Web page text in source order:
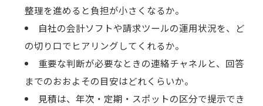
整理を進めると負担が小さくなるか。
自社の会計ソフトや請求ツールの運用状況を、ど
の切り口でヒアリングしてくれるか。
重要な判断が必要なときの連絡チャネルと、回答
までのおおよその目安はどれくらいか。
見積は、年次・定期・スポットの区分で提示でき